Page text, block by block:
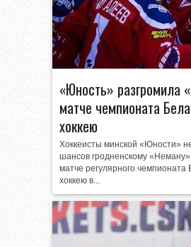
«Юность» разгромила
матче чемпионата
хоккею
Хоккеисты минской «Юности»
шансов гродненскому
матче регулярного чемпионата
хоккею в...